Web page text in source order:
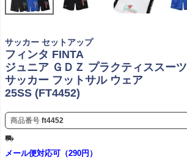
サッカー セットアップ
フィンタ FINTA
ジュニア ＧＤＺ プラクティススーツ
サッカー フットサル ウェア
25SS (FT4452)
商品番号 ft4452
メール便対応可（290円）